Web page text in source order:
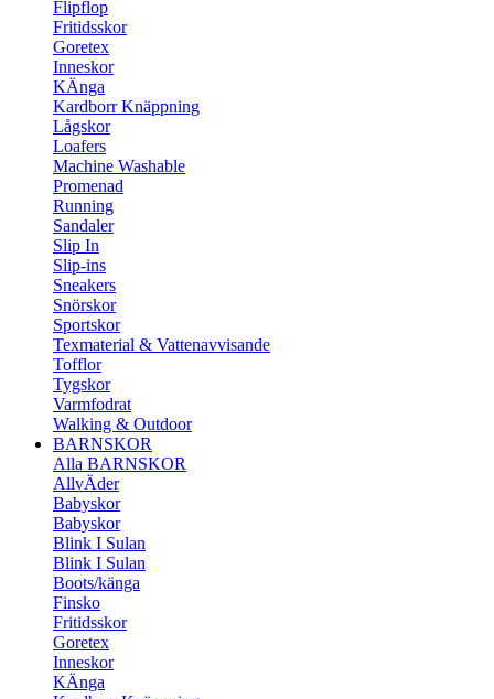
Flipflop
Fritidsskor
Goretex
Inneskor
KÄnga
Kardborr Knäppning
Lågskor
Loafers
Machine Washable
Promenad
Running
Sandaler
Slip In
Slip-ins
Sneakers
Snörskor
Sportskor
Texmaterial & Vattenavvisande
Tofflor
Tygskor
Varmfodrat
Walking & Outdoor
BARNSKOR
Alla BARNSKOR
AllvÄder
Babyskor
Babyskor
Blink I Sulan
Blink I Sulan
Boots/känga
Finsko
Fritidsskor
Goretex
Inneskor
KÄnga